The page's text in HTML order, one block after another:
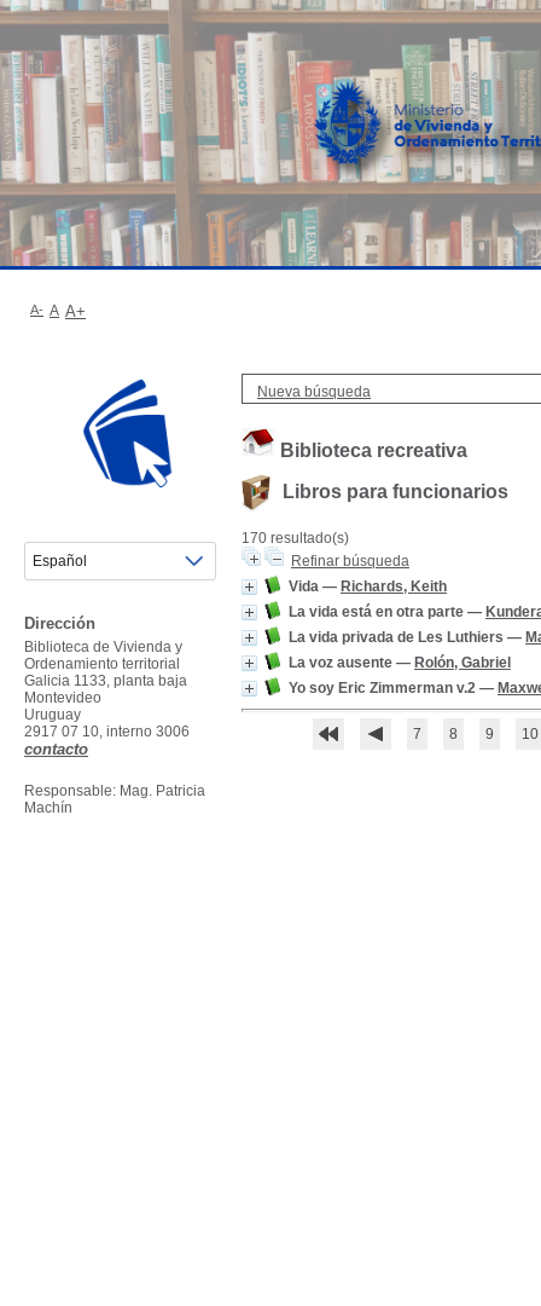
Nueva búsqueda
Biblioteca recreativa
Libros para funcionarios
170 resultado(s)
Refinar búsqueda
Vida — Richards, Keith
La vida está en otra parte —
La vida privada de Les Luthiers —
La voz ausente — Rolón, Gabriel
Yo soy Eric Zimmerman v.2 —
7 8 9 10
A- A A+
Dirección
Biblioteca de Vivienda y
Ordenamiento territorial
Galicia 1133, planta baja
Montevideo
Uruguay
2917 07 10, interno 3006
contacto
Responsable: Mag. Patricia
Machín